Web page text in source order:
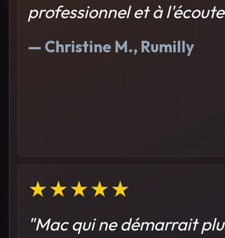
professionnel et à
— Christine M., Rumilly
★★★★★
"Mac qui ne démarrait